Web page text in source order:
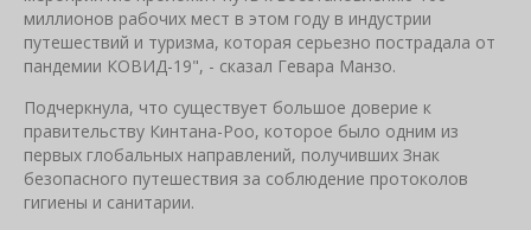
миллионов рабочих мест в этом году в индустрии
путешествий и туризма, которая серьезно пострадала от
пандемии КОВИД-19", - сказал Гевара Манзо.
Подчеркнула, что существует большое доверие к
правительству Кинтана-Роо, которое было одним из
первых глобальных направлений, получивших Знак
безопасного путешествия за соблюдение протоколов
гигиены и санитарии.